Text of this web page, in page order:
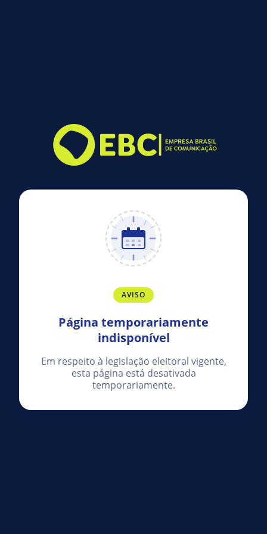
AVISO
Página temporariamente
indisponível
Em respeito à legislação eleitoral vigente,
esta página está desativada
temporariamente.